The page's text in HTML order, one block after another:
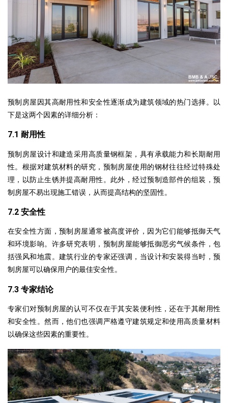
预制房屋因其高耐用性和安全性逐渐成为建筑领域的热门选择。以
下是这两个因素的详细分析：
7.1 耐用性
预制房屋设计和建造采用高质量钢框架，具有承载能力和长期耐用
性。根据对建筑材料的研究，预制房屋使用的钢材往往经过特殊处
理，以防止生锈并提高耐用性。此外，经过预制造部件的组装，预
制房屋不易出现施工错误，从而提高结构的坚固性。
7.2 安全性
在安全性方面，预制房屋通常被高度评价，因为它们能够抵御天气
和环境影响。许多研究表明，预制房屋能够抵御恶劣气候条件，包
括强风和地震。建筑行业的专家还强调，当设计和安装得当时，预
制房屋可以确保用户的最佳安全性。
7.3 专家结论
专家们对预制房屋的认可不仅在于其安装便利性，还在于其耐用性
和安全性。然而，他们也强调严格遵守建筑规定和使用高质量材料
以确保这些因素的重要性。